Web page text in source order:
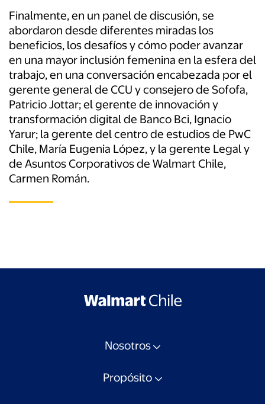
Finalmente, en un panel de discusión, se
abordaron desde diferentes miradas los
beneficios, los desafíos y cómo poder avanzar
en una mayor inclusión femenina en la esfera del
trabajo, en una conversación encabezada por el
gerente general de CCU y consejero de Sofofa,
Patricio Jottar; el gerente de innovación y
transformación digital de Banco Bci, Ignacio
Yarur; la gerente del centro de estudios de PwC
Chile, María Eugenia López, y la gerente Legal y
de Asuntos Corporativos de Walmart Chile,
Carmen Román.
Nosotros
Propósito